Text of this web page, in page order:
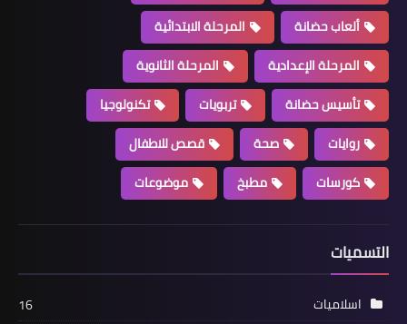
ألعاب حضانة
المرحلة الابتدائية
المرحلة الإعدادية
المرحلة الثانوية
تأسيس حضانة
تربويات
تكنولوجيا
روايات
صحة
قصص للاطفال
كورسات
مطبخ موضوعات
التسميات
اسلاميات
16